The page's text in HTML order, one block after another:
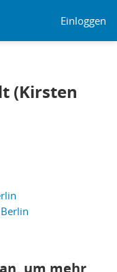
Einloggen
(Kirsten
um mehr